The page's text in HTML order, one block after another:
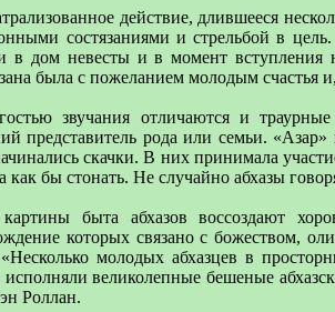
действие, длившееся
состязаниями и стрельбой в
в дом невесты и в момент
была с пожеланием молодым счастья
звучания отличаются и
представитель рода или семьи.
скачки. В них принимала
бы стонать. Не случайно абхазы
быта абхазов воссоздают
которых связано с божеством,
молодых абхазцев в
исполняли великолепные бешеные
Роллан.